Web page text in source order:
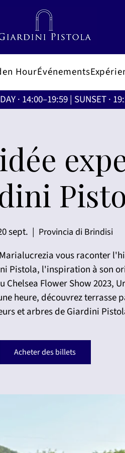
HourÉvénements
· 14:00–19:59 | SUNSET ·
sept.
  |
Provincia di Brindisi
vous raconter
Pistola, l'inspiration à son
Chelsea Flower Show 2023,
heure, découvrez terrasse
et arbres de Giardini
Acheter des billets